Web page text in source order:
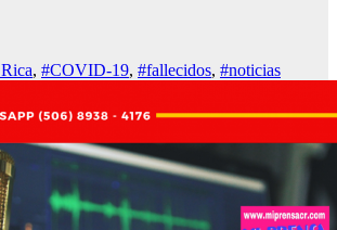
, #COVID-19, #fallecidos, #noticias